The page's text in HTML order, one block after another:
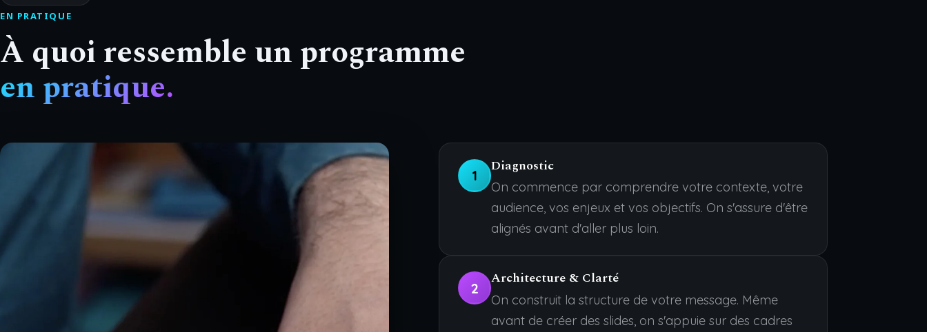
EN PRATIQUE
À quoi ressemble un programme
en pratique.
1
Diagnostic
On commence par comprendre votre contexte, votre
audience, vos enjeux et vos objectifs. On s'assure d'être
alignés avant d'aller plus loin.
2
Architecture & Clarté
On construit la structure de votre message. Même
avant de créer des slides, on s'appuie sur des cadres